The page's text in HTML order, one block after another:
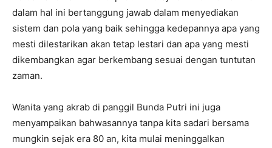
dalam hal ini bertanggung jawab dalam menyediakan
sistem dan pola yang baik sehingga kedepannya apa yang
mesti dilestarikan akan tetap lestari dan apa yang mesti
dikembangkan agar berkembang sesuai dengan tuntutan
zaman.
Wanita yang akrab di panggil Bunda Putri ini juga
menyampaikan bahwasannya tanpa kita sadari bersama
mungkin sejak era 80 an, kita mulai meninggalkan